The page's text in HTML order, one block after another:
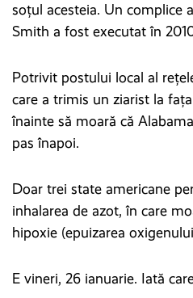
soţul acesteia. Un complice
Smith a fost executat în
Potrivit postului local al
care a trimis un ziarist la
înainte să moară că
pas înapoi.
Doar trei state americane
inhalarea de azot, în care
hipoxie (epuizarea
E vineri, 26 ianuarie. Iată